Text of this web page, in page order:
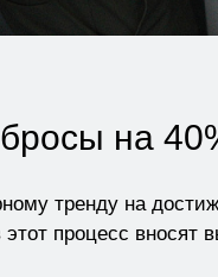
на
тренду на
процесс вносят